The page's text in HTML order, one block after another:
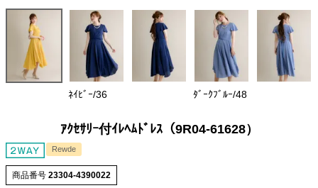
ﾈｲﾋﾞｰ/36 ﾀﾞｰｸﾌﾞﾙｰ/48
ｱｸｾｻﾘｰ付ｲﾚﾍﾑﾄﾞﾚｽ（9R04-61628）
Rewde
商品番号 23304-4390022